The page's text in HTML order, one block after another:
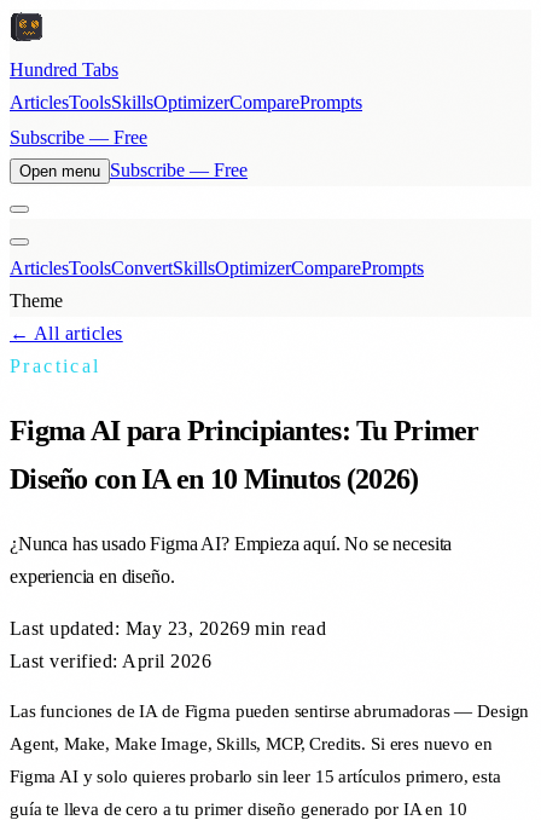
Hundred Tabs
ArticlesToolsSkillsOptimizerComparePrompts
Subscribe — Free
Open menu Subscribe — Free
ArticlesToolsConvertSkillsOptimizerComparePrompts
Theme
← All articles
Practical
Figma AI para Principiantes: Tu Primer
Diseño con IA en 10 Minutos (2026)
¿Nunca has usado Figma AI? Empieza aquí. No se necesita
experiencia en diseño.
Last updated: May 23, 20269 min read
Last verified: April 2026
Las funciones de IA de Figma pueden sentirse abrumadoras — Design
Agent, Make, Make Image, Skills, MCP, Credits. Si eres nuevo en
Figma AI y solo quieres probarlo sin leer 15 artículos primero, esta
guía te lleva de cero a tu primer diseño generado por IA en 10